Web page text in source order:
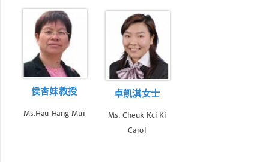
侯杏妹教授
Ms.Hau Hang Mui
卓凱淇女士
Ms. Cheuk Kci Ki
Carol